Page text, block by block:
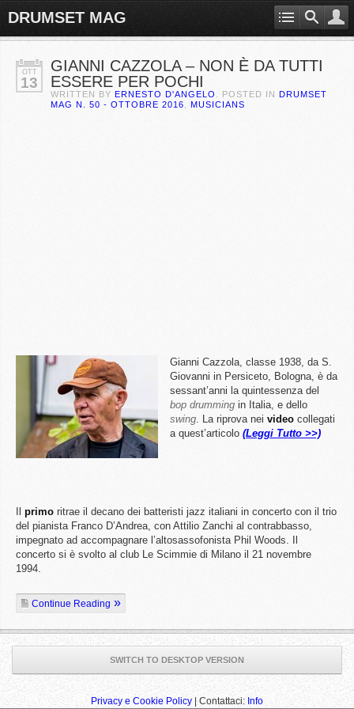
DRUMSET MAG
OTT
13
GIANNI CAZZOLA – NON È DA TUTTI
ESSERE PER POCHI
WRITTEN BY ERNESTO D'ANGELO . POSTED IN DRUMSET
MAG N. 50 - OTTOBRE 2016
MUSICIANS
Gianni Cazzola, classe 1938, da S.
Giovanni in Persiceto, Bologna, è da
sessant’anni la quintessenza del
bop drumming in Italia, e dello
swing. La riprova nei video collegati
a quest’articolo (Leggi Tutto >>)
primo ritrae il decano dei batteristi jazz italiani in concerto con il trio
del pianista Franco D’Andrea, con Attilio Zanchi al contrabbasso,
impegnato ad accompagnare l’altosassofonista Phil Woods. Il
concerto si è svolto al club Le Scimmie di Milano il 21 novembre
1994.
Continue Reading
SWITCH TO DESKTOP VERSION
Privacy e Cookie Policy | Contattaci: Info